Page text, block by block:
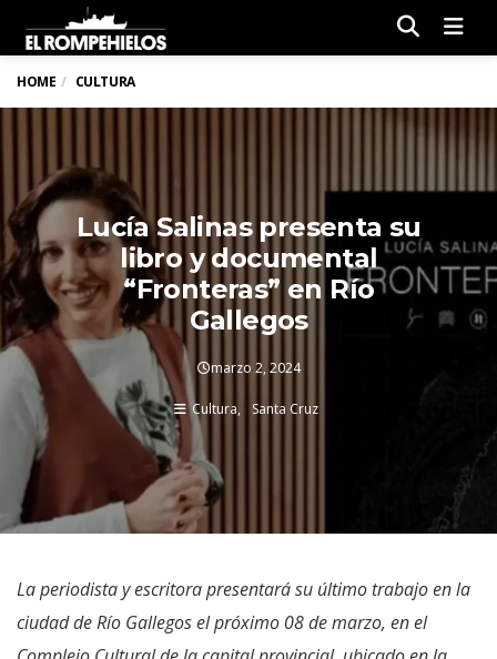
HOME CULTURA
Lucía Salinas presenta su
libro y documental
“Fronteras” en Río
Gallegos
marzo 2, 2024
Cultura Santa Cruz
La periodista y escritora presentará su último trabajo en la
ciudad de Río Gallegos el próximo 08 de marzo, en el